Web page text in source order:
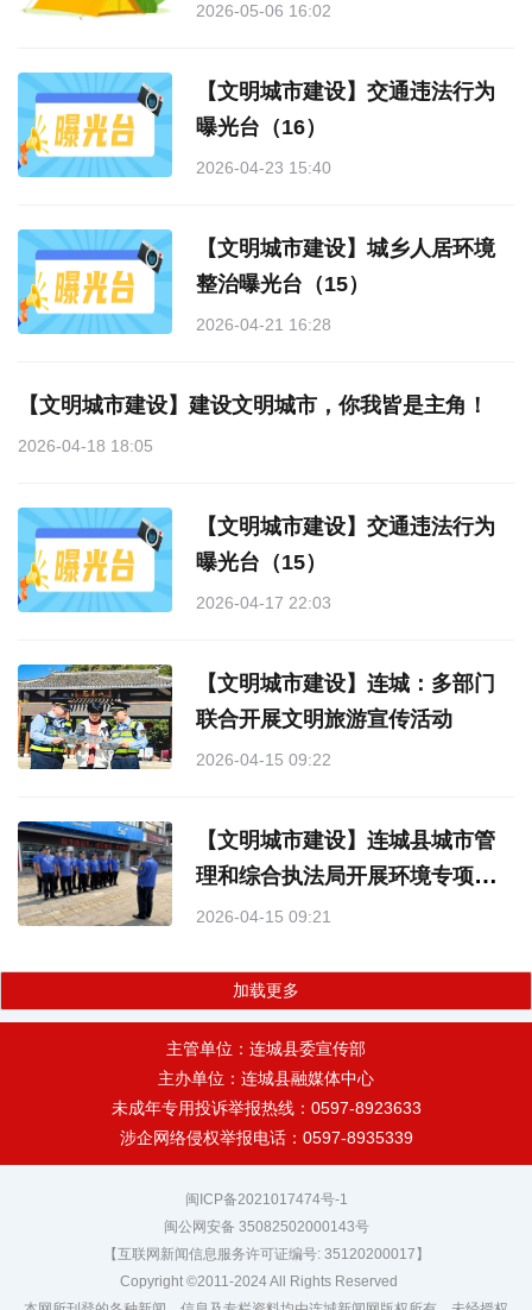
2026-05-06 16:02
【文明城市建设】交通违法行为
曝光台（16）
2026-04-23 15:40
【文明城市建设】城乡人居环境
整治曝光台（15）
2026-04-21 16:28
【文明城市建设】建设文明城市，你我皆是主角！
2026-04-18 18:05
【文明城市建设】交通违法行为
曝光台（15）
2026-04-17 22:03
【文明城市建设】连城：多部门
联合开展文明旅游宣传活动
2026-04-15 09:22
【文明城市建设】连城县城市管
理和综合执法局开展环境专项整
治行动
2026-04-15 09:21
加载更多
主管单位：连城县委宣传部
主办单位：连城县融媒体中心
未成年专用投诉举报热线：0597-8923633
涉企网络侵权举报电话：0597-8935339
闽ICP备2021017474号-1
闽公网安备 35082502000143号
【互联网新闻信息服务许可证编号: 35120200017】
Copyright ©2011-2024 All Rights Reserved